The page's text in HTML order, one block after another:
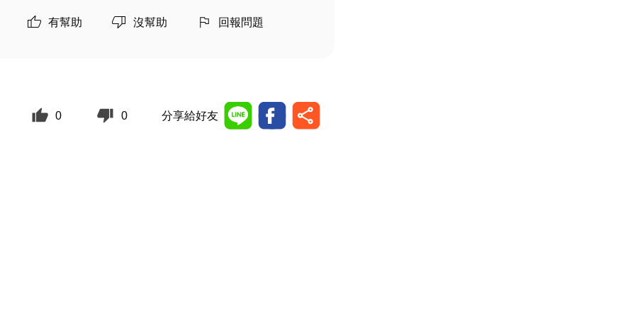
有幫助 沒幫助 回報問題
0 0 分享給好友